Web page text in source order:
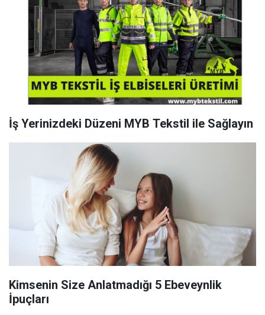
İş Yerinizdeki Düzeni MYB Tekstil ile Sağlayın
Kimsenin Size Anlatmadığı 5 Ebeveynlik
İpuçları